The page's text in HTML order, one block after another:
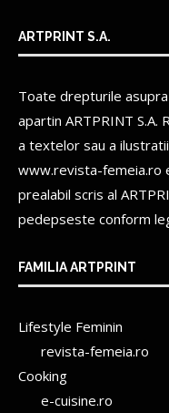
ARTPRINT S.A.
Toate drepturile
apartin ARTPRINT S.A.
a textelor sau a
www.revista-femeia.ro
prealabil scris al
pedepseste conform
FAMILIA ARTPRINT
Lifestyle Feminin
revista-femeia.ro
Cooking
e-cuisine.ro